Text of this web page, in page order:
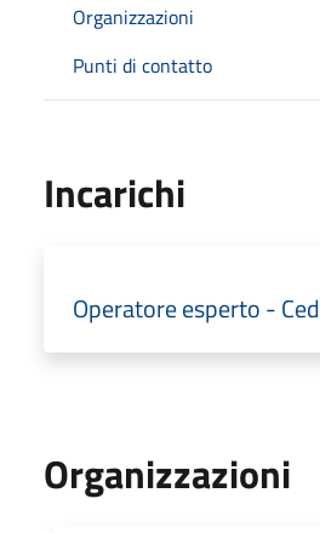
Organizzazioni
Punti di contatto
Incarichi
Operatore esperto - Ced
Organizzazioni